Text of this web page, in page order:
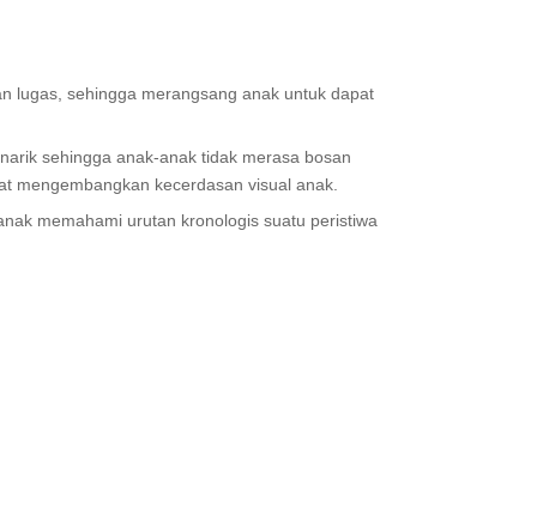
lugas, sehingga merangsang anak untuk dapat
sehingga anak-anak tidak merasa bosan
mengembangkan kecerdasan visual anak.
memahami urutan kronologis suatu peristiwa